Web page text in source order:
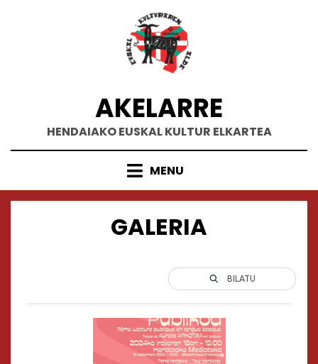
AKELARRE
HENDAIAKO EUSKAL KULTUR ELKARTEA
MENU
GALERIA
BILATU